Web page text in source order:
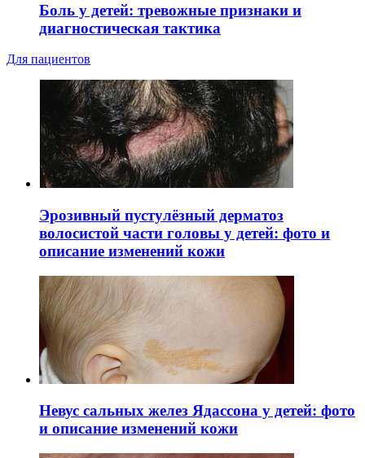
Боль у детей: тревожные признаки и
диагностическая тактика
Для пациентов
Эрозивный пустулёзный дерматоз
волосистой части головы у детей: фото и
описание изменений кожи
Невус сальных желез Ядассона у детей: фото
и описание изменений кожи